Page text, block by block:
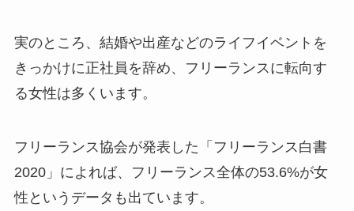
実のところ、結婚や出産などのライフイベントを
きっかけに正社員を辞め、フリーランスに転向す
る女性は多くいます。
フリーランス協会が発表した「フリーランス白書
2020」によれば、フリーランス全体の53.6%が女
性というデータも出ています。